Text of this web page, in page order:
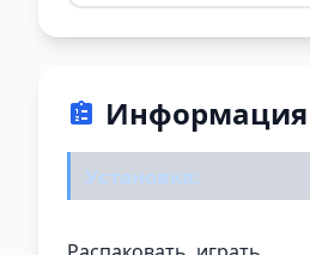
Информация
Установка: